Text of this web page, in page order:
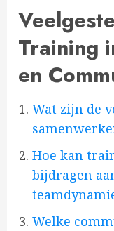
Training
en
Wat zijn de
Hoe kan
bijdragen
Welke